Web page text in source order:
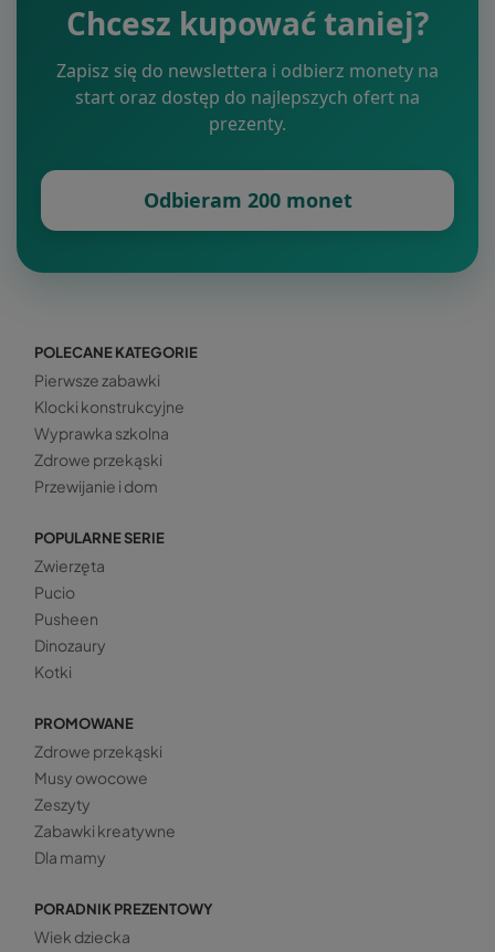
Chcesz kupować taniej?
Zapisz się do newslettera i odbierz monety na
start oraz dostęp do najlepszych ofert na
prezenty.
Odbieram 200 monet
POLECANE KATEGORIE
Pierwsze zabawki
Klocki konstrukcyjne
Wyprawka szkolna
Zdrowe przekąski
Przewijanie i dom
POPULARNE SERIE
Zwierzęta
Pucio
Pusheen
Dinozaury
Kotki
PROMOWANE
Zdrowe przekąski
Musy owocowe
Zeszyty
Zabawki kreatywne
Dla mamy
PORADNIK PREZENTOWY
Wiek dziecka